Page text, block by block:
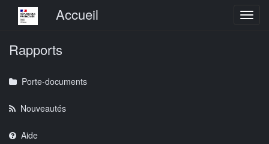
Menu principalAccueil
Rapports
Porte-documents
Nouveautés
Aide